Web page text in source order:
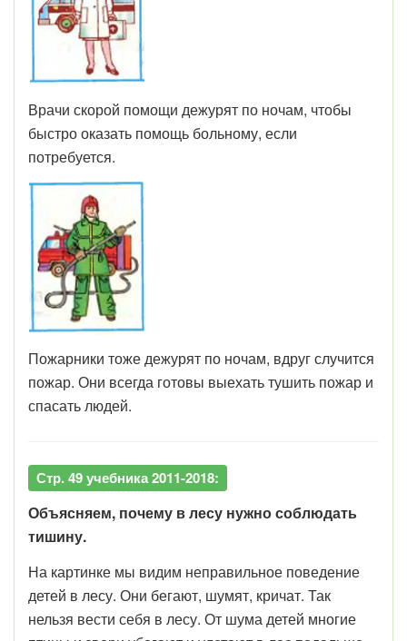
Врачи скорой помощи дежурят по ночам, чтобы
быстро оказать помощь больному, если
потребуется.
Пожарники тоже дежурят по ночам, вдруг случится
пожар. Они всегда готовы выехать тушить пожар и
спасать людей.
Стр. 49 учебника 2011-2018:
Объясняем, почему в лесу нужно соблюдать
тишину.
На картинке мы видим неправильное поведение
детей в лесу. Они бегают, шумят, кричат. Так
нельзя вести себя в лесу. От шума детей многие